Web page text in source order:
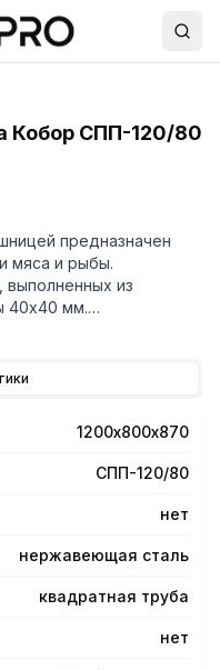
Кобор СПП-120/80
предназначен
мяса и рыбы.
выполненных из
40х40 мм.
не более 100 кг.
1200х800х870
СПП-120/80
нет
нержавеющая сталь
квадратная труба
нет